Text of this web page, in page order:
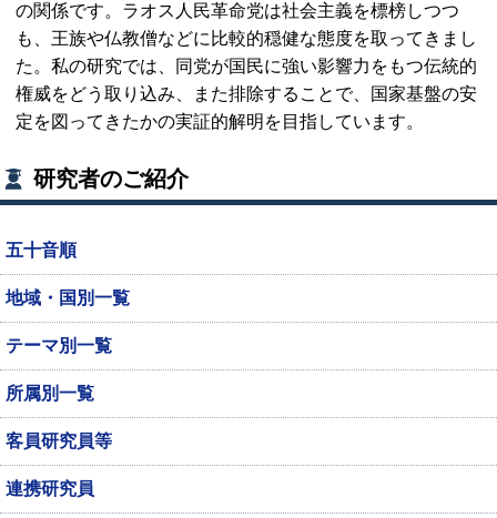
の関係です。ラオス人民革命党は社会主義を標榜しつつ
も、王族や仏教僧などに比較的穏健な態度を取ってきまし
た。私の研究では、同党が国民に強い影響力をもつ伝統的
権威をどう取り込み、また排除することで、国家基盤の安
定を図ってきたかの実証的解明を目指しています。
研究者のご紹介
五十音順
地域・国別一覧
テーマ別一覧
所属別一覧
客員研究員等
連携研究員